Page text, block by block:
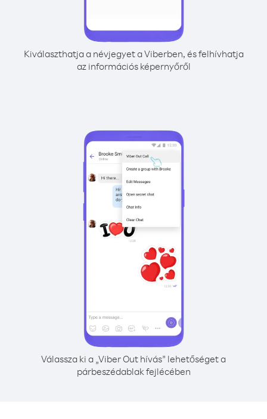
Kiválaszthatja a névjegyet a Viberben, és felhívhatja
az információs képernyőről
Válassza ki a „Viber Out hívás” lehetőséget a
párbeszédablak fejlécében